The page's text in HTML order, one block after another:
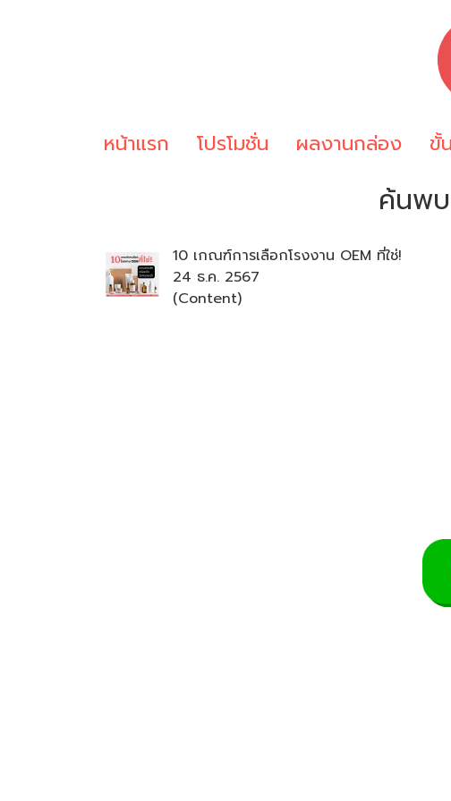
หน้าแรก โปรโมชั่น ผลงานกล่อง ขั้
ค้นพบ
10 เกณฑ์การเลือกโรงงาน OEM ที่ใช่!
24 ธ.ค. 2567
(Content)